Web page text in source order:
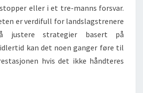
eller i et tre-manns forsvar.
er verdifull for landslagstrenere
justere strategier basert på
kan det noen ganger føre til
hvis det ikke håndteres